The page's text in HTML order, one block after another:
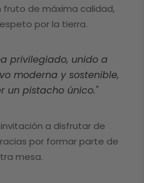
fruto de máxima calidad,
por la tierra.
privilegiado, unido a
moderna y sostenible,
un pistacho único."
a disfrutar de
por formar parte de
mesa.